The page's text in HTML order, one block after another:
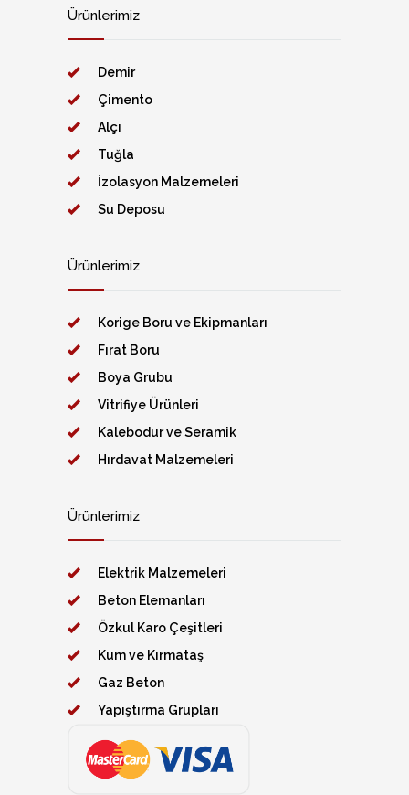
Ürünlerimiz
Demir
Çimento
Alçı
Tuğla
İzolasyon Malzemeleri
Su Deposu
Ürünlerimiz
Korige Boru ve Ekipmanları
Fırat Boru
Boya Grubu
Vitrifiye Ürünleri
Kalebodur ve Seramik
Hırdavat Malzemeleri
Ürünlerimiz
Elektrik Malzemeleri
Beton Elemanları
Özkul Karo Çeşitleri
Kum ve Kırmataş
Gaz Beton
Yapıştırma Grupları